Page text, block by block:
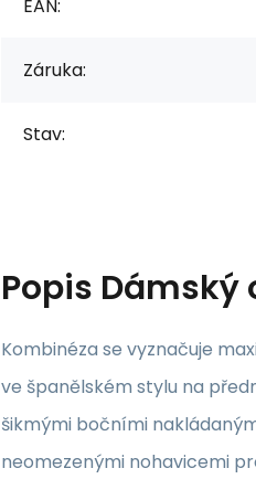
EAN:
Záruka:
Stav:
Popis Dámský
Kombinéza se vyznačuje
ve španělském stylu na
šikmými bočními
neomezenými nohavicemi